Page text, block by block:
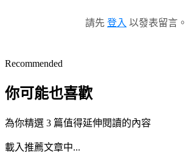
請先 登入 以發表留言。
Recommended
你可能也喜歡
為你精選 3 篇值得延伸閱讀的內容
載入推薦文章中...